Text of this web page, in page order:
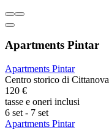
Apartments Pintar
Apartments Pintar
Centro storico di Cittanova
120 €
tasse e oneri inclusi
6 set - 7 set
Apartments Pintar